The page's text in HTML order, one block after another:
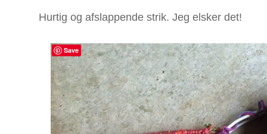
Hurtig og afslappende strik. Jeg elsker det!
Save